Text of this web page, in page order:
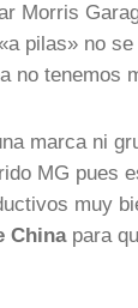
Morris
pilas» no
no tenemos
marca ni
MG pues
muy
Chinapara